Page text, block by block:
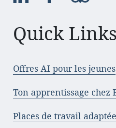
Quick Links
Offres AI pour les jeunes
Ton apprentissage chez
Places de travail